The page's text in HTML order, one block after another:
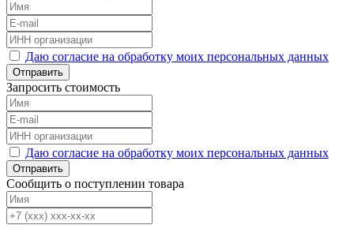
Даю согласие на обработку моих персональных данных
Отправить
Запросить стоимость
Даю согласие на обработку моих персональных данных
Отправить
Сообщить о поступлении товара